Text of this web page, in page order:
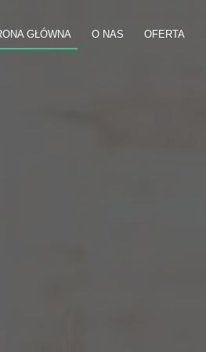
GŁÓWNA O NAS OFERTA